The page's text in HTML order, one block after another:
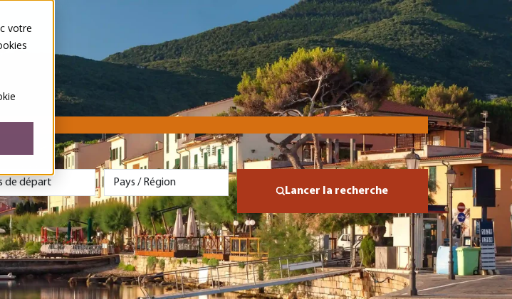
votre
Lancer la recherche